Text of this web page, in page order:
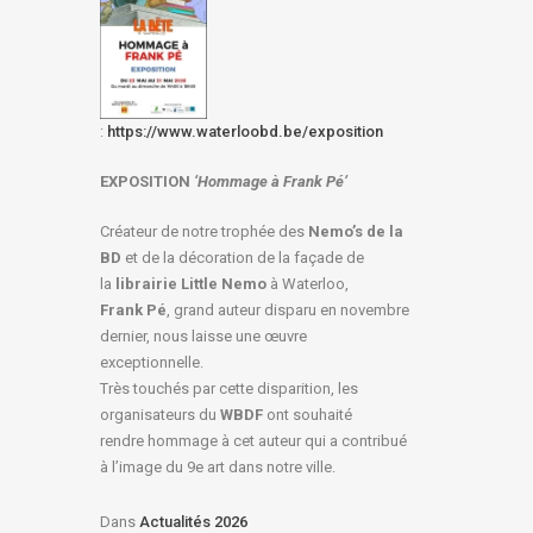
: https://www.waterloobd.be/exposition
EXPOSITION ‘Hommage à Frank Pé’
Créateur de notre trophée des Nemo’s de la
BD et de la décoration de la façade de
la librairie Little Nemoà Waterloo,
Frank Pé, grand auteur disparu en novembre
dernier, nous laisse une œuvre
exceptionnelle.
Très touchés par cette disparition, les
organisateurs du WBDF ont souhaité
rendre hommage à cet auteur qui a contribué
à l’image du 9e art dans notre ville.
Dans Actualités 2026